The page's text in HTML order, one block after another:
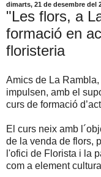
dimarts, 21 de desembre del
"Les flors, a
formació en
floristeria
Amics de La
impulsen, amb el
curs de formació
El curs neix amb
de la venda de flors,
l'ofici de Florista i la
com a element